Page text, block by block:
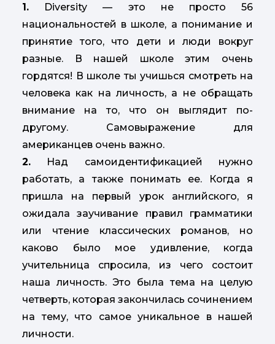
1. Diversity — это не просто 56
национальностей в школе, а понимание и
принятие того, что дети и люди вокруг
разные. В нашей школе этим очень
гордятся! В школе ты учишься смотреть на
человека как на личность, а не обращать
внимание на то, что он выглядит по-
другому. Самовыражение для
американцев очень важно.
2. Над самоидентификацией нужно
работать, а также понимать ее. Когда я
пришла на первый урок английского, я
ожидала заучивание правил грамматики
или чтение классических романов, но
каково было мое удивление, когда
учительница спросила, из чего состоит
наша личность. Это была тема на целую
четверть, которая закончилась сочинением
на тему, что самое уникальное в нашей
личности.